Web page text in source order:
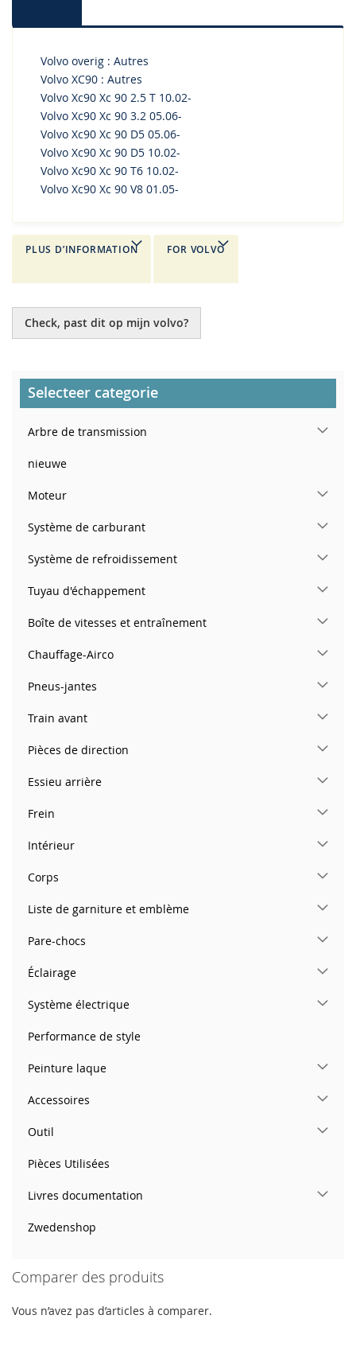
Volvo overig : Autres
Volvo XC90 : Autres
Volvo Xc90 Xc 90 2.5 T 10.02-
Volvo Xc90 Xc 90 3.2 05.06-
Volvo Xc90 Xc 90 D5 05.06-
Volvo Xc90 Xc 90 D5 10.02-
Volvo Xc90 Xc 90 T6 10.02-
Volvo Xc90 Xc 90 V8 01.05-
PLUS D’INFORMATION FOR VOLVO
Check, past dit op mijn volvo?
Selecteer categorie
Arbre de transmission
nieuwe
Moteur
Système de carburant
Système de refroidissement
Tuyau d'échappement
Boîte de vitesses et entraînement
Chauffage-Airco
Pneus-jantes
Train avant
Pièces de direction
Essieu arrière
Frein
Intérieur
Corps
Liste de garniture et emblème
Pare-chocs
Éclairage
Système électrique
Performance de style
Peinture laque
Accessoires
Outil
Pièces Utilisées
Livres documentation
Zwedenshop
Comparer des produits
Vous n’avez pas d’articles à comparer.